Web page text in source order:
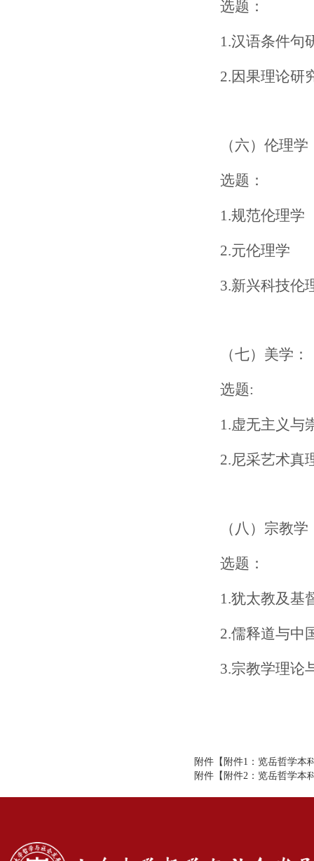
选题：
1.汉语条件句
2.因果理论研
（六）伦理学
选题：
1.规范伦理学
2.元伦理学
3.新兴科技伦
（七）美学：
选题:
1.虚无主义与
2.尼采艺术真
（八）宗教学
选题：
1.犹太教及基
2.儒释道与中
3.宗教学理论
附件【 附件1：览岳哲学本
附件【 附件2：览岳哲学本